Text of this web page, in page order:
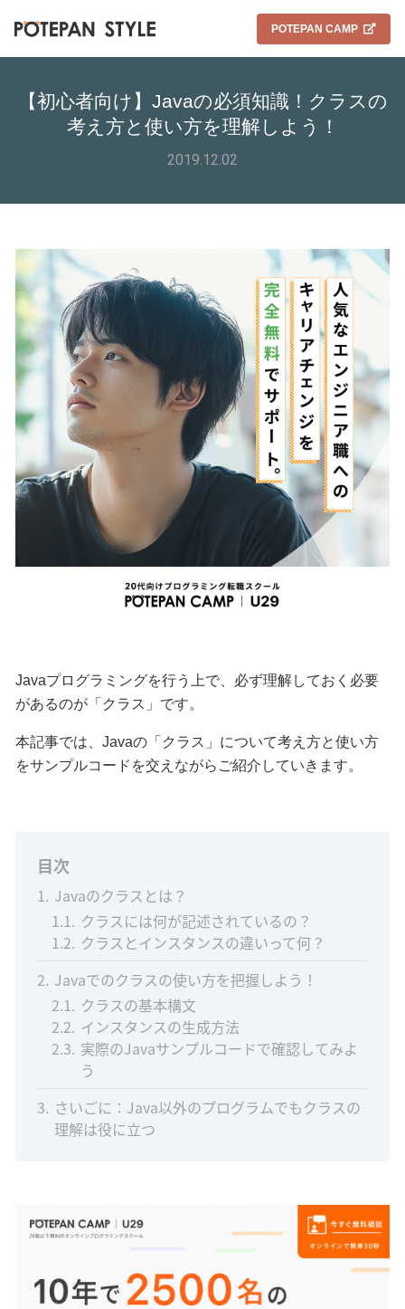
POTEPAN CAMP
【初心者向け】Javaの必須知識！クラスの
考え方と使い方を理解しよう！
2019.12.02
Javaプログラミングを行う上で、必ず理解しておく必要
があるのが「クラス」です。
本記事では、Javaの「クラス」について考え方と使い方
をサンプルコードを交えながらご紹介していきます。
目次
1 Javaのクラスとは？
1.1 クラスには何が記述されているの？
1.2 クラスとインスタンスの違いって何？
2 Javaでのクラスの使い方を把握しよう！
2.1 クラスの基本構文
2.2 インスタンスの生成方法
2.3 実際のJavaサンプルコードで確認してみよ
う
3 さいごに：Java以外のプログラムでもクラスの
理解は役に立つ